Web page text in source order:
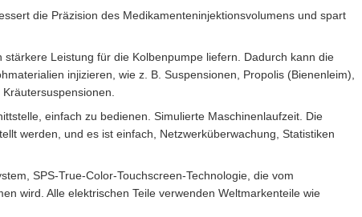
die Präzision des Medikamenteninjektionsvolumens und spart
Leistung für die Kolbenpumpe liefern. Dadurch kann die
injizieren, wie z. B. Suspensionen, Propolis (Bienenleim),
einfach zu bedienen. Simulierte Maschinenlaufzeit. Die
werden, und es ist einfach, Netzwerküberwachung, Statistiken
SPS-True-Color-Touchscreen-Technologie, die vom
wird. Alle elektrischen Teile verwenden Weltmarkenteile wie